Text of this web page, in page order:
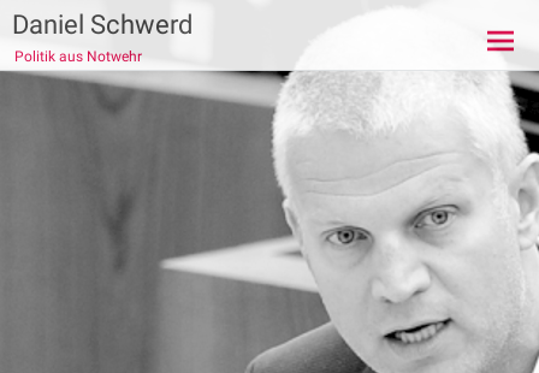
Zum
Inhalt
springen
Daniel Schwerd
Politik aus Notwehr